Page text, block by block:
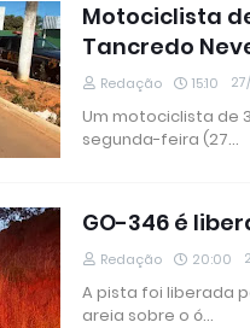
Motociclista
Tancredo
Redação 15:10
Um motociclista de
segunda-feira (27…
GO-346 é
Redação 20:00
A pista foi liberada
areia sobre o ó…